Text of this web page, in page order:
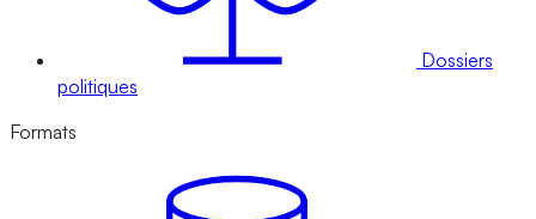
Dossiers
politiques
Formats